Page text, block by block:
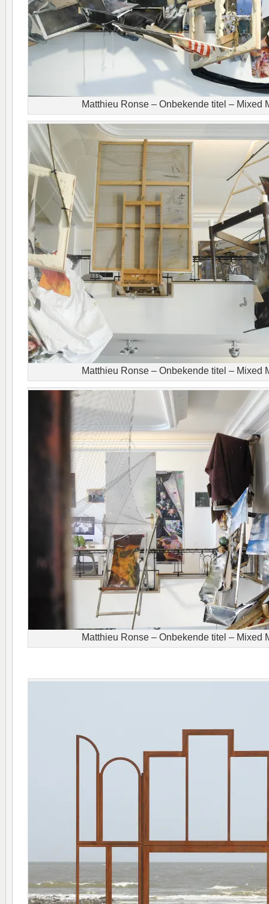
Matthieu Ronse – Onbekende titel – Mixed
Matthieu Ronse – Onbekende titel – Mixed
Matthieu Ronse – Onbekende titel – Mixed